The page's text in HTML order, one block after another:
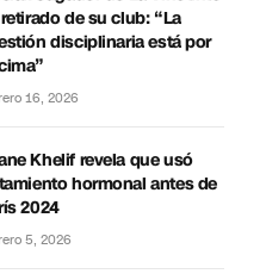
de su club: “La
disciplinaria está por
16, 2026
Khelif revela que usó
hormonal antes de
2024
5, 2026